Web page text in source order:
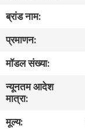
हमारे
बारे
कारखाना
ब्रांड नाम:
प्रमाणन:
मॉडल संख्या:
न्यूनतम आदेश
मात्रा:
मूल्य: